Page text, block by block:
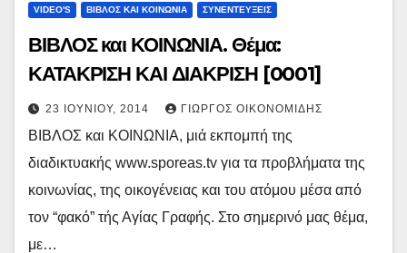
VIDEO'S ΒΙΒΛΟΣ ΚΑΙ ΚΟΙΝΩΝΙΑ ΣΥΝΕΝΤΕΥΞΕΙΣ
ΒΙΒΛΟΣ και ΚΟΙΝΩΝΙΑ. Θέμα:
ΚΑΤΑΚΡΙΣΗ ΚΑΙ ΔΙΑΚΡΙΣΗ [0001]
23 ΙΟΥΝΊΟΥ, 2014 ΓΙΏΡΓΟΣ ΟΙΚΟΝΟΜΊΔΗΣ
ΒΙΒΛΟΣ και ΚΟΙΝΩΝΙΑ, μιά εκπομπή της
διαδικτυακής www.sporeas.tv για τα προβλήματα της
κοινωνίας, της οικογένειας και του ατόμου μέσα από
τον “φακό” τής Αγίας Γραφής. Στο σημερινό μας θέμα,
με…